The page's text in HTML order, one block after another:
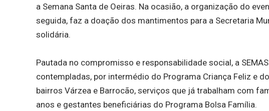
a Semana Santa de Oeiras. Na ocasião, a organização do
seguida, faz a doação dos mantimentos para a Secretaria
solidária.
Pautada no compromisso e responsabilidade social, a
contempladas, por intermédio do Programa Criança Feliz e
bairros Várzea e Barrocão, serviços que já trabalham com
anos e gestantes beneficiárias do Programa Bolsa Família.